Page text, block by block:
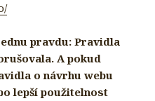
pravdu: Pravidla
A pokud
o návrhu webu
lepší použitelnost